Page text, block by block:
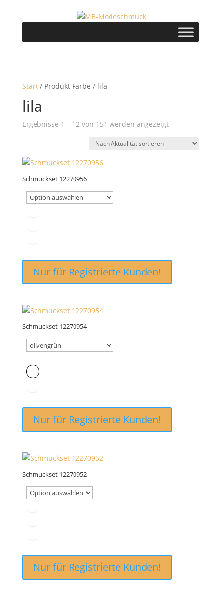
Start/ Produkt Farbe / lila
lila
Ergebnisse 1 – 12 von 151 werden angezeigtNach
Schmuckset 12270956
Nur für Registrierte Kunden!
Schmuckset 12270954
Nur für Registrierte Kunden!
Schmuckset 12270952
Nur für Registrierte Kunden!